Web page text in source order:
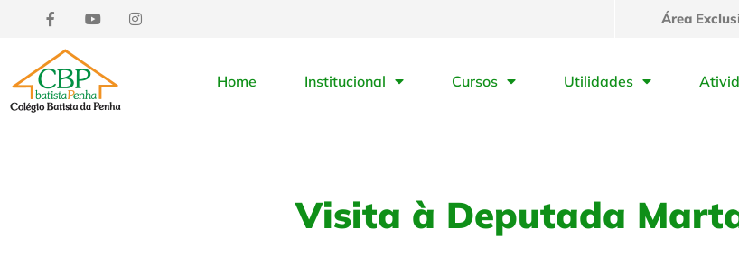
Área
Home Institucional Cursos Utilidades
Visita à Deputada